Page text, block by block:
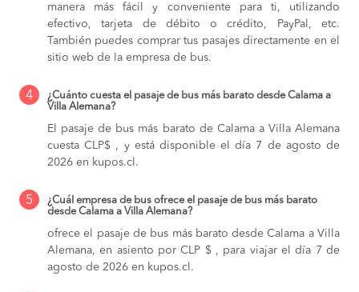
manera más fácil y conveniente para ti, utilizando
efectivo, tarjeta de débito o crédito, PayPal, etc.
También puedes comprar tus pasajes directamente en el
sitio web de la empresa de bus.
4
¿Cuánto cuesta el pasaje de bus más barato desde Calama a
Villa Alemana?
El pasaje de bus más barato de Calama a Villa Alemana
cuesta CLP$ , y está disponible el día 7 de agosto de
2026 en kupos.cl.
5
¿Cuál empresa de bus ofrece el pasaje de bus más barato
desde Calama a Villa Alemana?
ofrece el pasaje de bus más barato desde Calama a Villa
Alemana, en asiento por CLP $ , para viajar el día 7 de
agosto de 2026 en kupos.cl.